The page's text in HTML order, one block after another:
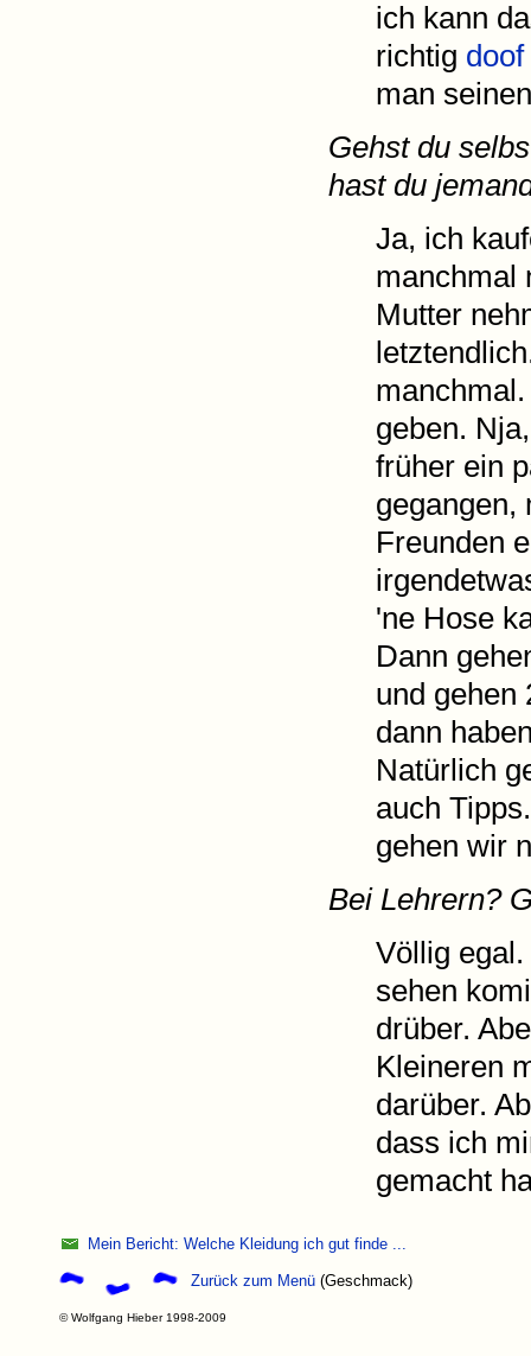
ich kann
richtig doof
man
Gehst du
hast du
Ja, ich
manchmal
Mutter
geben.
früher ein
gegangen,
Freunden
'ne Hose
Dann
und gehen
dann
Natürlich
auch
gehen wir
Bei Lehrern?
Völlig
sehen
drüber.
Kleineren
darüber.
dass ich
gemacht
Mein Bericht: Welche Kleidung ich gut finde ...
Zurück zum Menü (Geschmack)
© Wolfgang Hieber 1998-2009